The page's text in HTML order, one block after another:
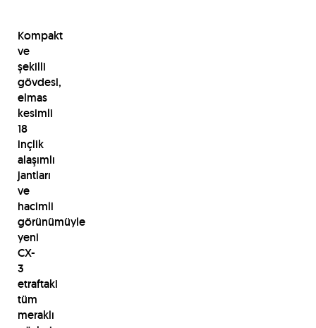
Kompakt
ve
şekilli
gövdesi,
elmas
kesimli
18
inçlik
alaşımlı
jantları
ve
hacimli
görünümüyle
yeni
CX-
3
etraftaki
tüm
meraklı